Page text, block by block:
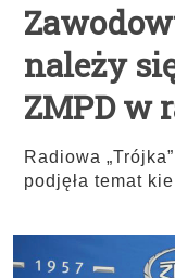
należy
ZMPD w
Radiowa
podjęła temat